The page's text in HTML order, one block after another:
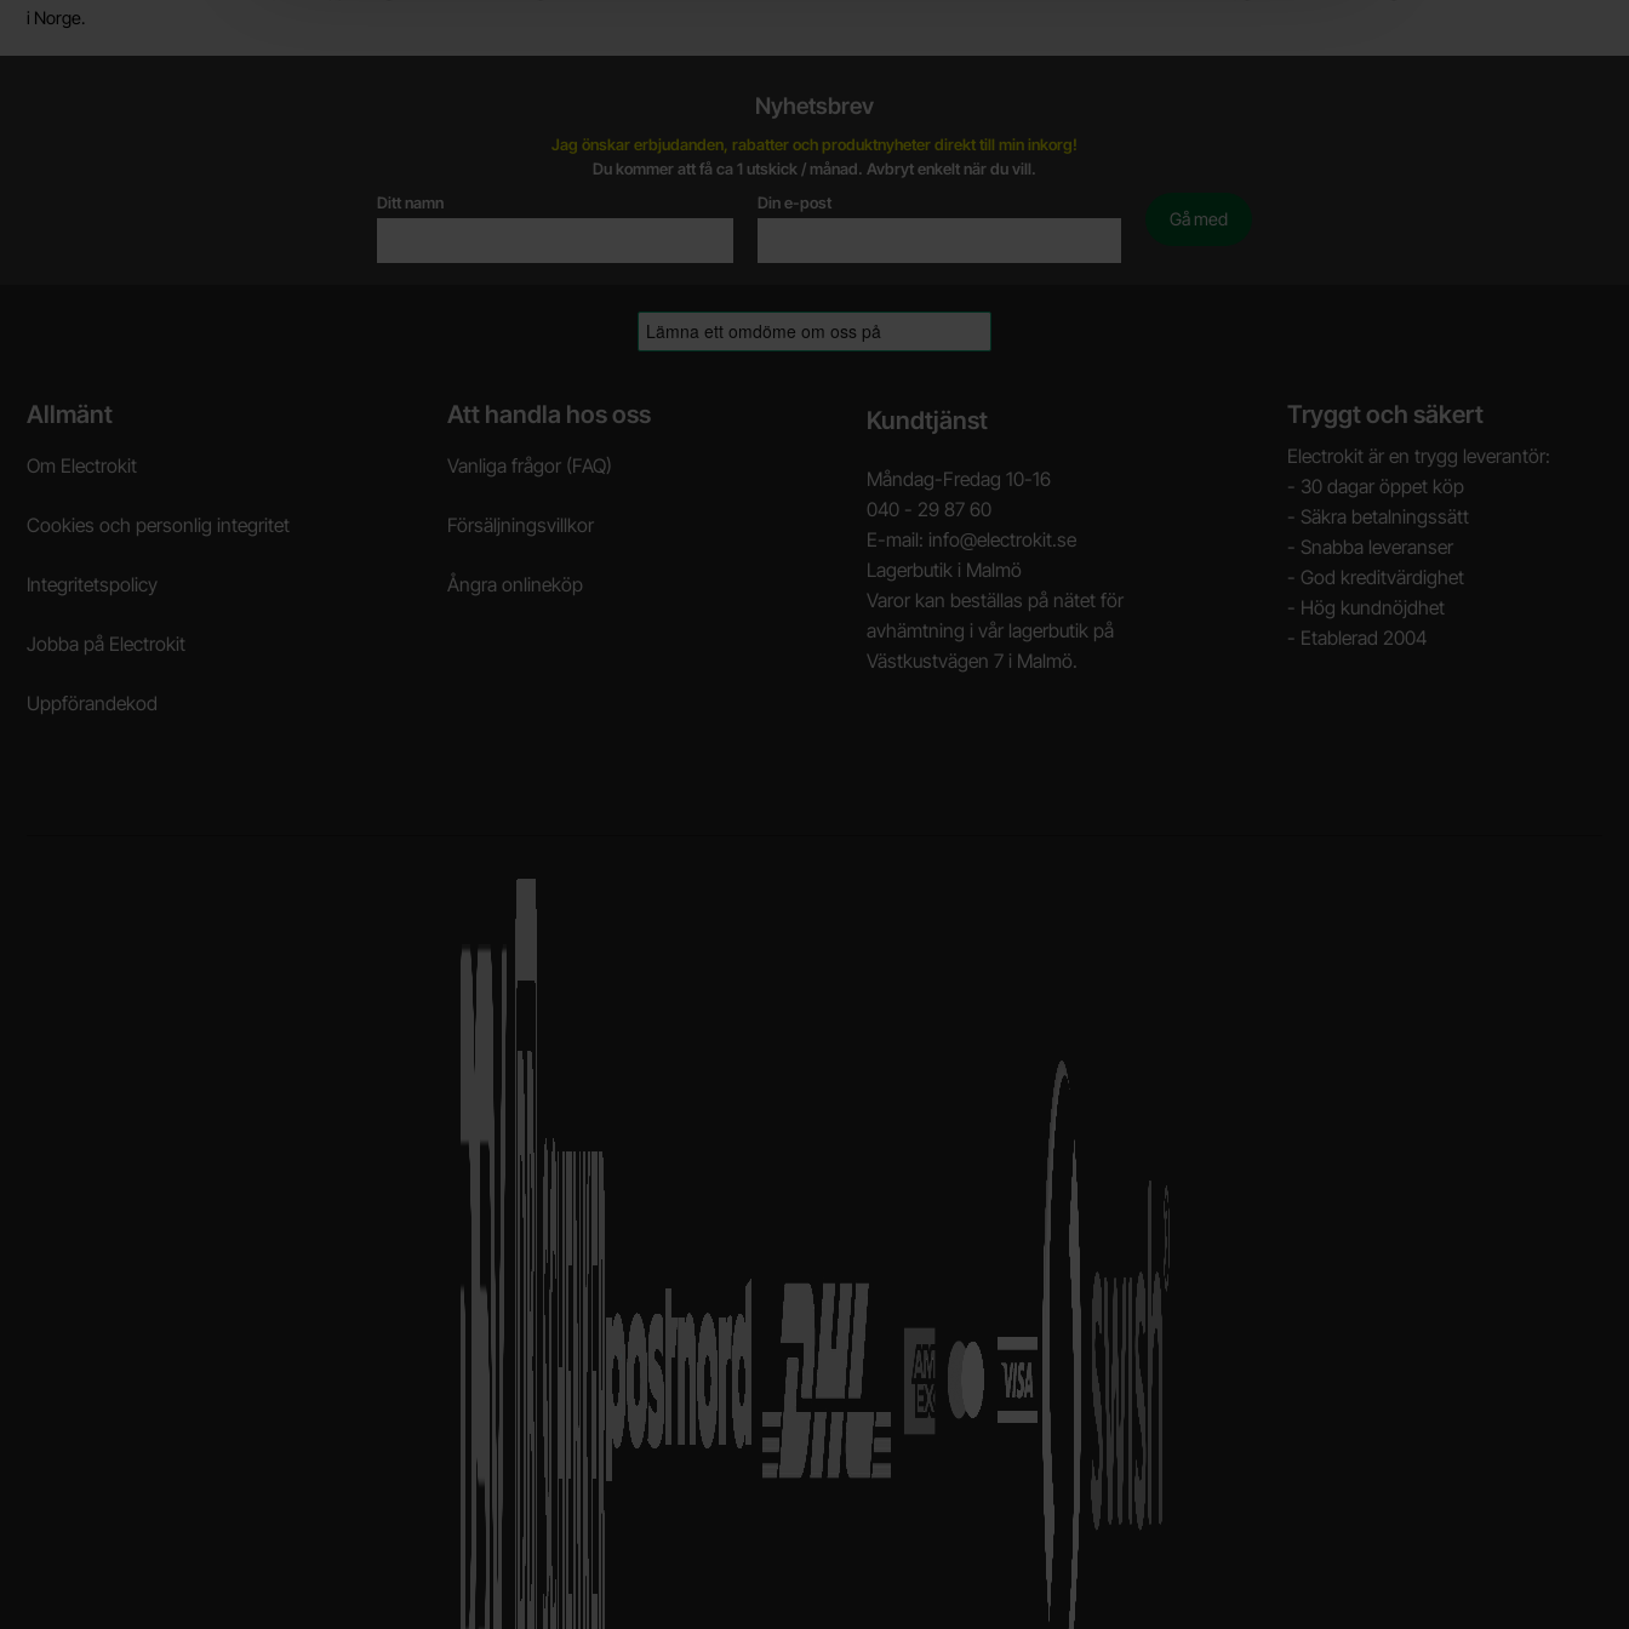
i Norge.
Nyhetsbrev
Jag önskar erbjudanden, rabatter och produktnyheter direkt till min inkorg!
Du kommer att få ca 1 utskick / månad. Avbryt enkelt när du vill.
Ditt namn
Din e-post
Sidfot Blandad info och länkar
Allmänt
Om Electrokit
Cookies och personlig integritet
Integritetspolicy
Jobba på Electrokit
Uppförandekod
Att handla hos oss
Vanliga frågor (FAQ)
Försäljningsvillkor
Ångra onlineköp
Kundtjänst
Måndag-Fredag 10-16
040 - 29 87 60
E-mail: info@electrokit.se
Lagerbutik i Malmö
Varor kan beställas på nätet för
avhämtning i vår lagerbutik på
Västkustvägen 7 i Malmö.
Tryggt och säkert
Electrokit är en trygg leverantör:
- 30 dagar öppet köp
- Säkra betalningssätt
- Snabba leveranser
- God kreditvärdighet
- Hög kundnöjdhet
- Etablerad 2004